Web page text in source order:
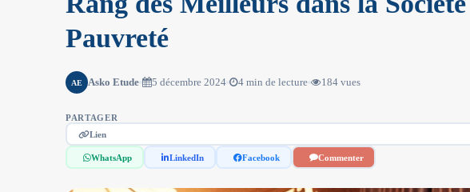
Pauvreté
AE Asko Etude 5 décembre 2024 4 min de lecture 184 vues
PARTAGER
Lien
WhatsApp LinkedIn Facebook Commenter